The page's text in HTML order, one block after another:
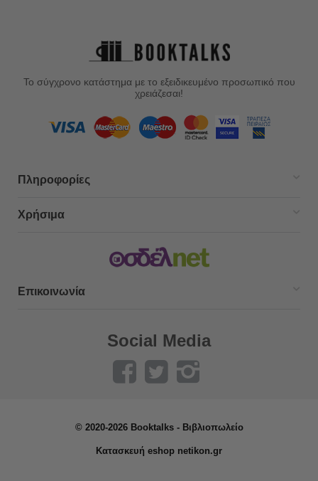
Το σύγχρονο κατάστημα με το εξειδικευμένο προσωπικό που
χρειάζεσαι!
Πληροφορίες
Χρήσιμα
Επικοινωνία
Social Media
© 2020-2026 Booktalks - Βιβλιοπωλείο
Κατασκευή eshop netikon.gr